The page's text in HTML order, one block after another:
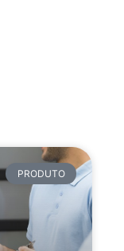
PRODUTO